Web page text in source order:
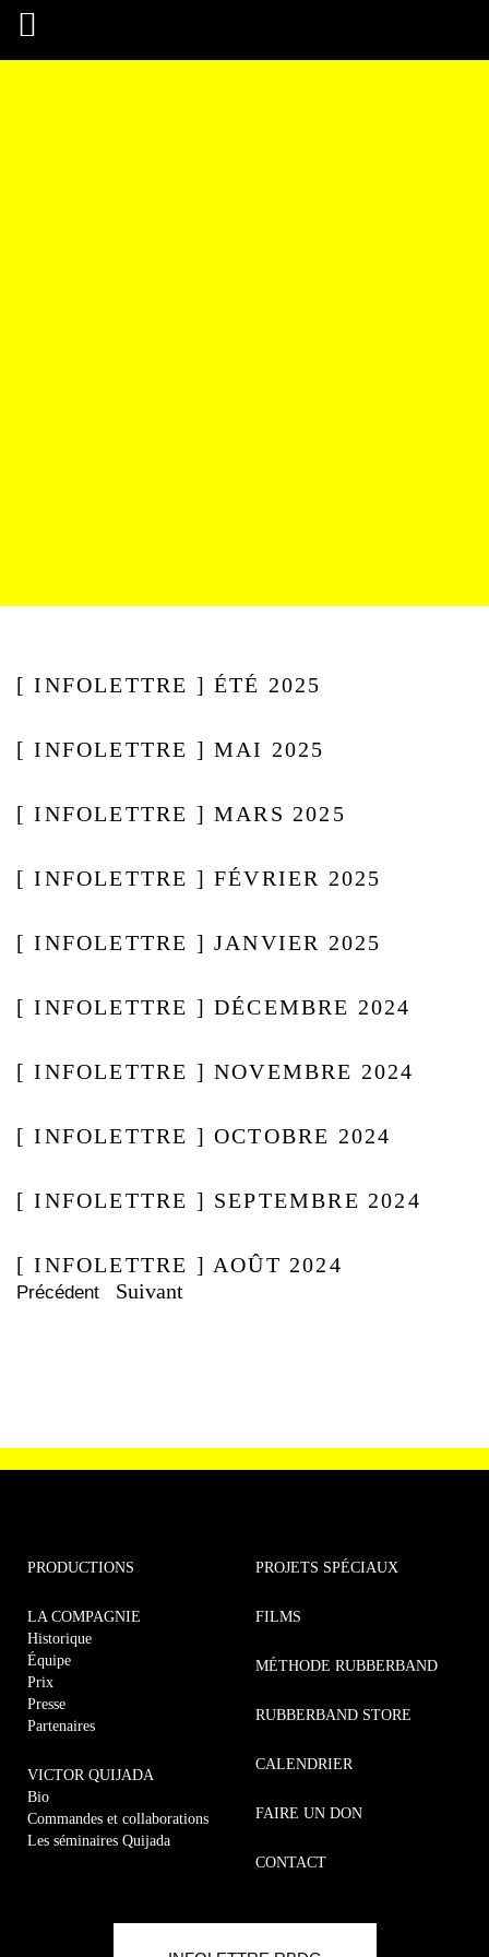
[ INFOLETTRE ] ÉTÉ 2025
[ INFOLETTRE ] MAI 2025
[ INFOLETTRE ] MARS 2025
[ INFOLETTRE ] FÉVRIER 2025
[ INFOLETTRE ] JANVIER 2025
[ INFOLETTRE ] DÉCEMBRE 2024
[ INFOLETTRE ] NOVEMBRE 2024
[ INFOLETTRE ] OCTOBRE 2024
[ INFOLETTRE ] SEPTEMBRE 2024
[ INFOLETTRE ] AOÛT 2024
Précédent Suivant
PRODUCTIONS
LA COMPAGNIE
Historique
Équipe
Prix
Presse
Partenaires
VICTOR QUIJADA
Bio
Commandes et collaborations
Les séminaires Quijada
PROJETS SPÉCIAUX
FILMS
MÉTHODE RUBBERBAND
RUBBERBAND STORE
CALENDRIER
FAIRE UN DON
CONTACT